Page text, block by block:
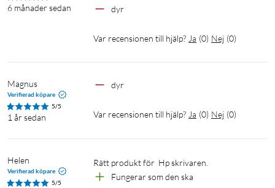
6 månader sedan dyr
Var recensionen till hjälp? Ja (0) Nej (0)
Magnus
Verifierad köpare
5/5
1 år sedan
dyr
Var recensionen till hjälp? Ja (0) Nej (0)
Helen
Verifierad köpare
5/5
Rätt produkt för  Hp skrivaren.
Fungerar som den ska